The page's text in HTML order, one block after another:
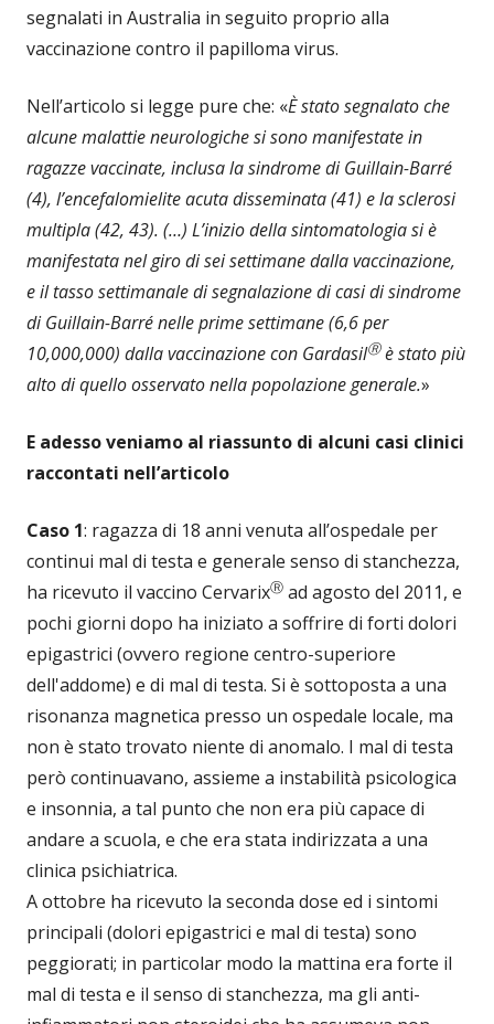
segnalati in Australia in seguito proprio alla
vaccinazione contro il papilloma virus.
Nell’articolo si legge pure che: «È stato segnalato che
alcune malattie neurologiche si sono manifestate in
ragazze vaccinate, inclusa la sindrome di Guillain-Barré
(4), l’encefalomielite acuta disseminata (41) e la sclerosi
multipla (42, 43). (…) L’inizio della sintomatologia si è
manifestata nel giro di sei settimane dalla vaccinazione,
e il tasso settimanale di segnalazione di casi di sindrome
di Guillain-Barré nelle prime settimane (6,6 per
10,000,000) dalla vaccinazione con GardasilⓇè stato più
alto di quello osservato nella popolazione generale.»
E adesso veniamo al riassunto di alcuni casi clinici
raccontati nell’articolo
Caso 1: ragazza di 18 anni venuta all’ospedale per
continui mal di testa e generale senso di stanchezza,
ha ricevuto il vaccino CervarixⓇ ad agosto del 2011, e
pochi giorni dopo ha iniziato a soffrire di forti dolori
epigastrici (ovvero regione centro-superiore
dell'addome) e di mal di testa. Si è sottoposta a una
risonanza magnetica presso un ospedale locale, ma
non è stato trovato niente di anomalo. I mal di testa
però continuavano, assieme a instabilità psicologica
e insonnia, a tal punto che non era più capace di
andare a scuola, e che era stata indirizzata a una
clinica psichiatrica.
A ottobre ha ricevuto la seconda dose ed i sintomi
principali (dolori epigastrici e mal di testa) sono
peggiorati; in particolar modo la mattina era forte il
mal di testa e il senso di stanchezza, ma gli anti-